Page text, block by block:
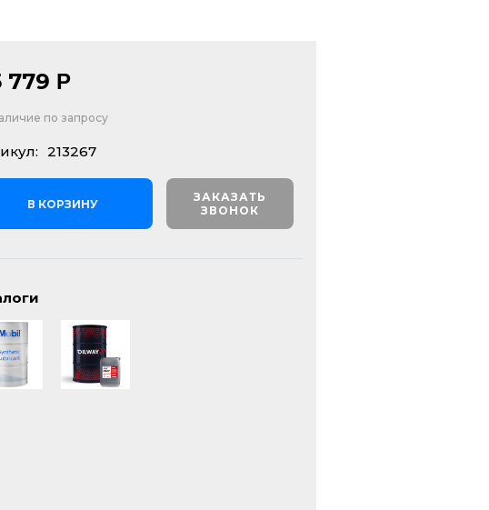
779 Р
по запросу
213267
В КОРЗИНУ
ЗАКАЗАТЬ
ЗВОНОК